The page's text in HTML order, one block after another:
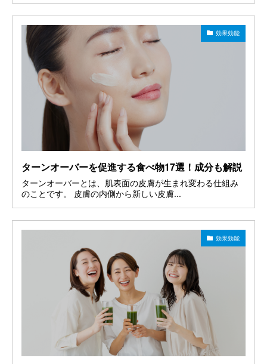
効果効能
ターンオーバーを促進する食べ物17選！成分も解説
ターンオーバーとは、肌表面の皮膚が生まれ変わる仕組み
のことです。 皮膚の内側から新しい皮膚...
効果効能